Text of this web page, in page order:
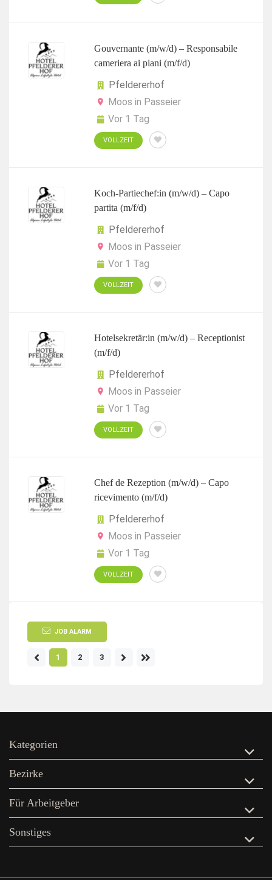
Gouvernante (m/w/d) – Responsabile
cameriera ai piani (m/f/d)
Pfeldererhof
Moos in Passeier
Vor 1 Tag
VOLLZEIT
Koch-Partiechef:in (m/w/d) – Capo
partita (m/f/d)
Pfeldererhof
Moos in Passeier
Vor 1 Tag
VOLLZEIT
Hotelsekretär:in (m/w/d) – Receptionist
(m/f/d)
Pfeldererhof
Moos in Passeier
Vor 1 Tag
VOLLZEIT
Chef de Rezeption (m/w/d) – Capo
ricevimento (m/f/d)
Pfeldererhof
Moos in Passeier
Vor 1 Tag
VOLLZEIT
JOB ALARM
1 2 3
Kategorien
Bezirke
Für Arbeitgeber
Sonstiges